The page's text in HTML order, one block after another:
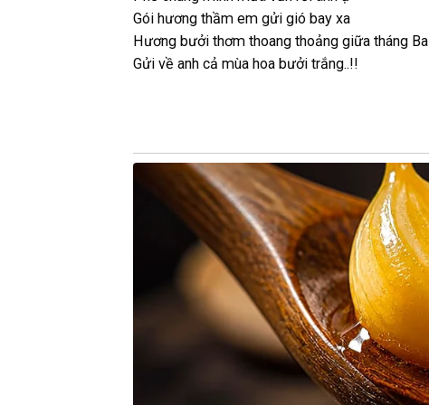
Gói hương thầm em gửi gió bay xa
Hương bưởi thơm thoang thoảng giữa tháng Ba
Gửi về anh cả mùa hoa bưởi trắng..!!